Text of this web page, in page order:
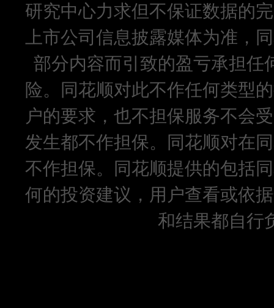
研究中心力求但不保证数据的
上市公司信息披露媒体为准，
部分内容而引致的盈亏承担任
险。同花顺对此不作任何类型
户的要求，也不担保服务不会
发生都不作担保。同花顺对在
不作担保。同花顺提供的包括
何的投资建议，用户查看或依
和结果都自行